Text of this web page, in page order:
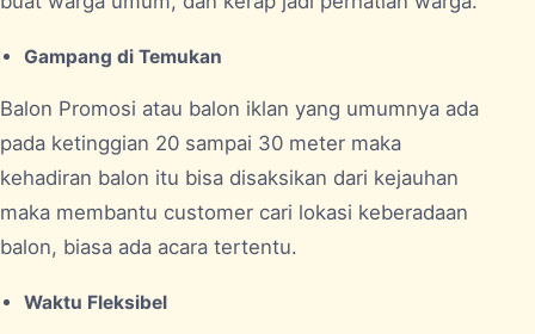
Gampang di Temukan
Balon Promosi atau balon iklan yang umumnya ada
pada ketinggian 20 sampai 30 meter maka
kehadiran balon itu bisa disaksikan dari kejauhan
maka membantu customer cari lokasi keberadaan
balon, biasa ada acara tertentu.
Waktu Fleksibel